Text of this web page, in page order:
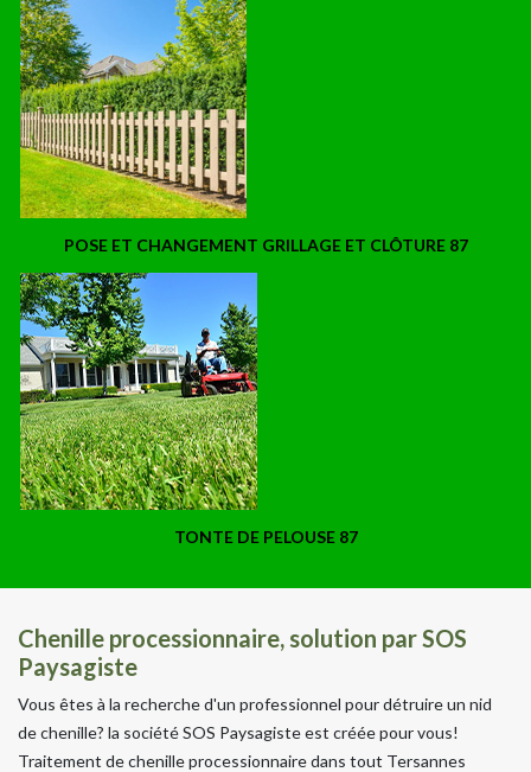
POSE ET CHANGEMENT GRILLAGE ET CLÔTURE 87
TONTE DE PELOUSE 87
Chenille processionnaire, solution par SOS
Paysagiste
Vous êtes à la recherche d'un professionnel pour détruire un nid
de chenille? la société SOS Paysagiste est créée pour vous!
Traitement de chenille processionnaire dans tout Tersannes